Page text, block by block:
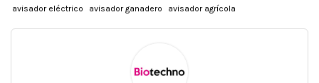
avisador eléctrico avisador ganadero avisador agrícola